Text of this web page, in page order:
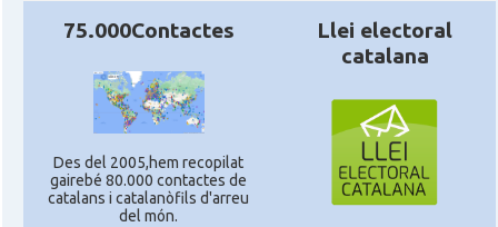
75.000Contactes
Des del 2005,hem recopilat
gairebé 80.000 contactes de
catalans i catalanòfils d'arreu
del món.
Llei electoral
catalana